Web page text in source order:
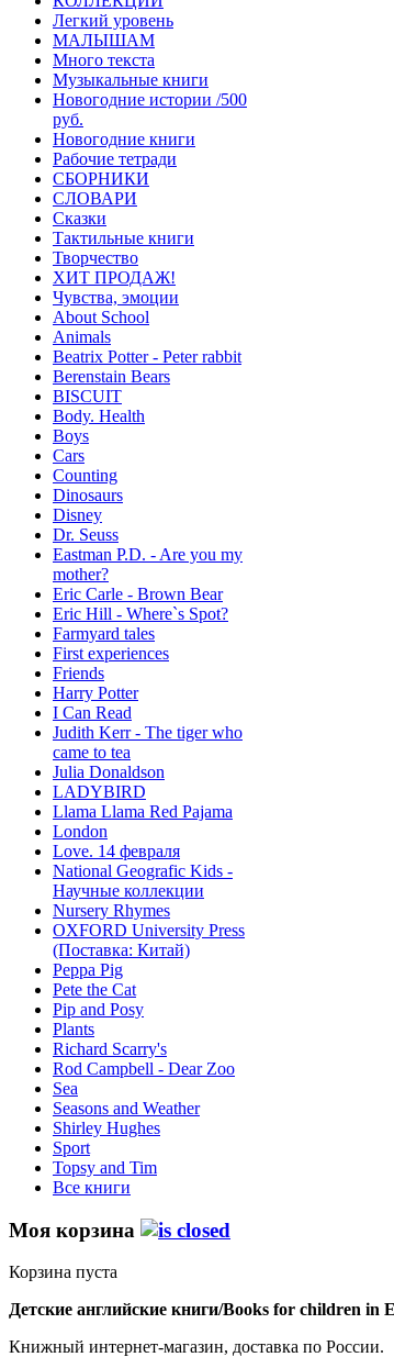
Легкий уровень
МАЛЫШАМ
Много текста
Музыкальные книги
Новогодние истории /500
руб.
Новогодние книги
Рабочие тетради
СБОРНИКИ
СЛОВАРИ
Сказки
Тактильные книги
Творчество
ХИТ ПРОДАЖ!
Чувства, эмоции
About School
Animals
Beatrix Potter - Peter rabbit
Berenstain Bears
BISCUIT
Body. Health
Boys
Cars
Counting
Dinosaurs
Disney
Dr. Seuss
Eastman P.D. - Are you my
mother?
Eric Carle - Brown Bear
Eric Hill - Where`s Spot?
Farmyard tales
First experiences
Friends
Harry Potter
I Can Read
Judith Kerr - The tiger who
came to tea
Julia Donaldson
LADYBIRD
Llama Llama Red Pajama
London
Love. 14 февраля
National Geografic Kids -
Научные коллекции
Nursery Rhymes
OXFORD University Press
(Поставка: Китай)
Peppa Pig
Pete the Сat
Pip and Posy
Plants
Richard Scarry's
Rod Campbell - Dear Zoo
Sea
Seasons and Weather
Shirley Hughes
Sport
Topsy and Tim
Все книги
Моя корзина
Корзина пуста
Детские английские книги/Books for children in
Книжный интернет-магазин, доставка по России.